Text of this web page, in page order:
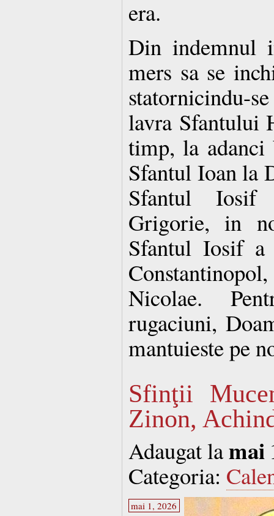
era.
Din indemnul
mers sa se
lavra Sfantului
timp, la adanci
Sfantul Ioan la
Sfantul
Grigorie, in
Sfantul Iosif a
Nicolae.
rugaciuni,
mantuieste pe
Sfinţii
Zinon,
Adaugat lamai
Categoria:
mai 1, 2026